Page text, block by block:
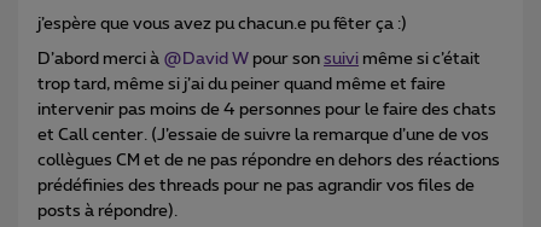
j’espère que vous avez pu chacun.e pu fêter ça :)
D’abord merci à @David W pour son suivi même si c’était
trop tard, même si j’ai du peiner quand même et faire
intervenir pas moins de 4 personnes pour le faire des chats
et Call center. (J’essaie de suivre la remarque d’une de vos
collègues CM et de ne pas répondre en dehors des réactions
prédéfinies des threads pour ne pas agrandir vos files de
posts à répondre).